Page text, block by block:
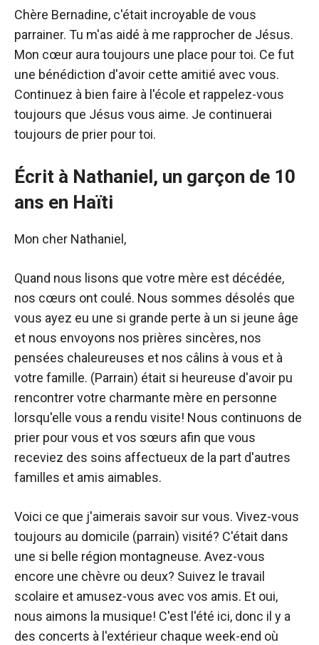
Chère Bernadine, c'était incroyable de vous
parrainer. Tu m'as aidé à me rapprocher de Jésus.
Mon cœur aura toujours une place pour toi. Ce fut
une bénédiction d'avoir cette amitié avec vous.
Continuez à bien faire à l'école et rappelez-vous
toujours que Jésus vous aime. Je continuerai
toujours de prier pour toi.
Écrit à Nathaniel, un garçon de 10
ans en Haïti
Mon cher Nathaniel,
Quand nous lisons que votre mère est décédée,
nos cœurs ont coulé. Nous sommes désolés que
vous ayez eu une si grande perte à un si jeune âge
et nous envoyons nos prières sincères, nos
pensées chaleureuses et nos câlins à vous et à
votre famille. (Parrain) était si heureuse d'avoir pu
rencontrer votre charmante mère en personne
lorsqu'elle vous a rendu visite! Nous continuons de
prier pour vous et vos sœurs afin que vous
receviez des soins affectueux de la part d'autres
familles et amis aimables.
Voici ce que j'aimerais savoir sur vous. Vivez-vous
toujours au domicile (parrain) visité? C'était dans
une si belle région montagneuse. Avez-vous
encore une chèvre ou deux? Suivez le travail
scolaire et amusez-vous avec vos amis. Et oui,
nous aimons la musique! C'est l'été ici, donc il y a
des concerts à l'extérieur chaque week-end où